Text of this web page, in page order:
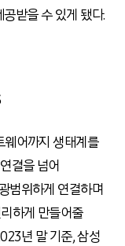
받을 수 있게 됐다.
어까지 생태계를
결을 넘어
범위하게 연결하며
하게 만들어줄
년 말 기준, 삼성